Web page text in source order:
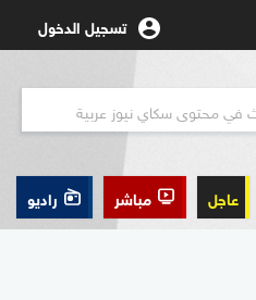
تسجيل الدخول
عاجل مباشر راديو